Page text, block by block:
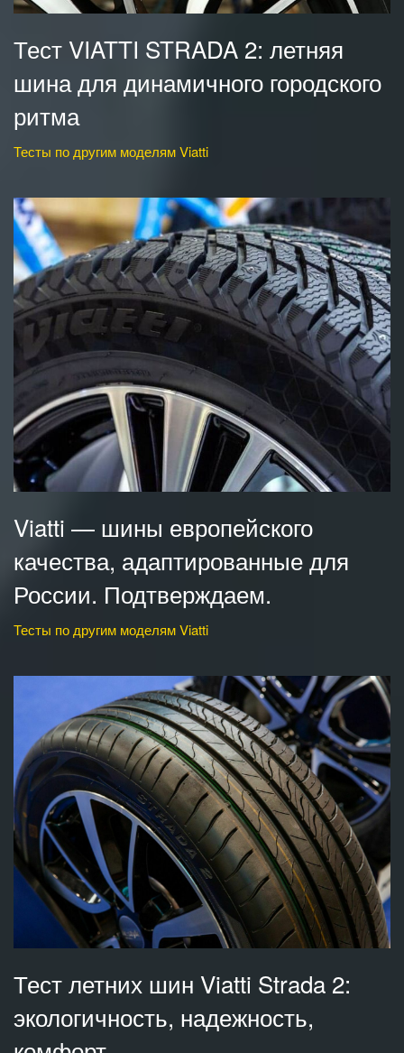
Тест VIATTI STRADA 2: летняя
шина для динамичного городского
ритма
Тесты по другим моделям Viatti
Viatti — шины европейского
качества, адаптированные для
России. Подтверждаем.
Тесты по другим моделям Viatti
Тест летних шин Viatti Strada 2:
экологичность, надежность,